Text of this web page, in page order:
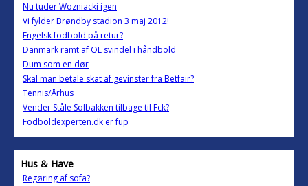
Nu tuder Wozniacki igen
Vi fylder Brøndby stadion 3 maj 2012!
Engelsk fodbold på retur?
Danmark ramt af OL svindel i håndbold
Dum som en dør
Skal man betale skat af gevinster fra Betfair?
Tennis/Århus
Vender Ståle Solbakken tilbage til Fck?
Fodboldexperten.dk er fup
Hus & Have
Regøring af sofa?